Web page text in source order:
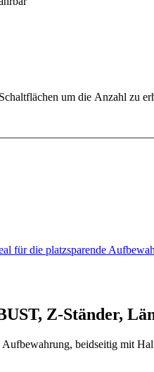
um die Anzahl zu
für die platzsparende
Z-Ständer,
beidseitig mit